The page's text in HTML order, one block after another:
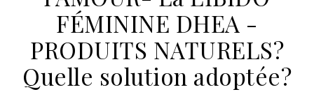
FÉMININE DHEA -
PRODUITS NATURELS?
Quelle solution adoptée?